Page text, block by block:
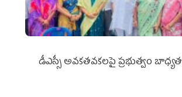
డీఎస్సీ అవకతవకలపై ప్రభుత్వం